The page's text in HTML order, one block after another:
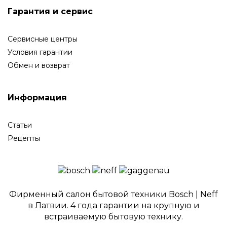
Гарантия и сервис
Сервисные центры
Условия гарантии
Обмен и возврат
Информация
Статьи
Рецепты
Фирменный салон бытовой техники Bosch | Neff
в Латвии. 4 года гарантии на крупную и
встраиваемую бытовую технику.